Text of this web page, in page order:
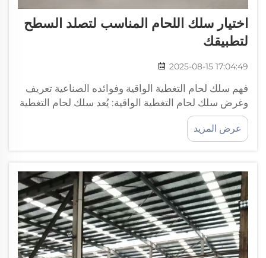
اختيار سلك اللحام المناسب لتصلد السطح
لتطبيقك
2025-08-15 17:04:49
فهم سلك لحام التغطية الواقية وفوائده الصناعية تعريف
وغرض سلك لحام التغطية الواقية: يُعد سلك لحام التغطية
الواقية نوعًا خاصًا من المواد المستخدمة لإنشاء طلاءات
مقاومة للتآكل على الأجزاء المعدنية المعرضة للظروف
القاسية...
عرض المزيد